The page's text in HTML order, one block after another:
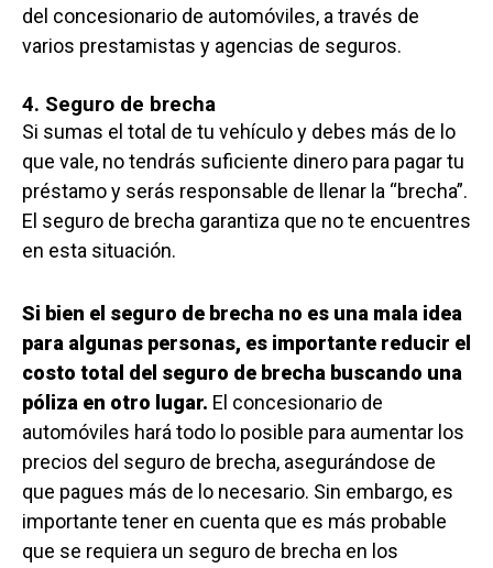
del concesionario de automóviles, a través de
varios prestamistas y agencias de seguros.
4. Seguro de brecha
Si sumas el total de tu vehículo y debes más de lo
que vale, no tendrás suficiente dinero para pagar tu
préstamo y serás responsable de llenar la “brecha”.
El seguro de brecha garantiza que no te encuentres
en esta situación.
Si bien el seguro de brecha no es una mala idea
para algunas personas, es importante reducir el
costo total del seguro de brecha buscando una
póliza en otro lugar. El concesionario de
automóviles hará todo lo posible para aumentar los
precios del seguro de brecha, asegurándose de
que pagues más de lo necesario. Sin embargo, es
importante tener en cuenta que es más probable
que se requiera un seguro de brecha en los